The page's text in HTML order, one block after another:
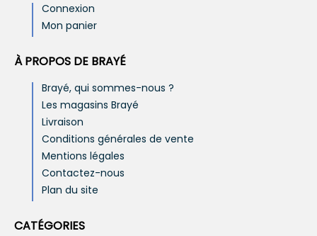
Connexion
Mon panier
À PROPOS DE BRAYÉ
Brayé, qui sommes-nous ?
Les magasins Brayé
Livraison
Conditions générales de vente
Mentions légales
Contactez-nous
Plan du site
CATÉGORIES